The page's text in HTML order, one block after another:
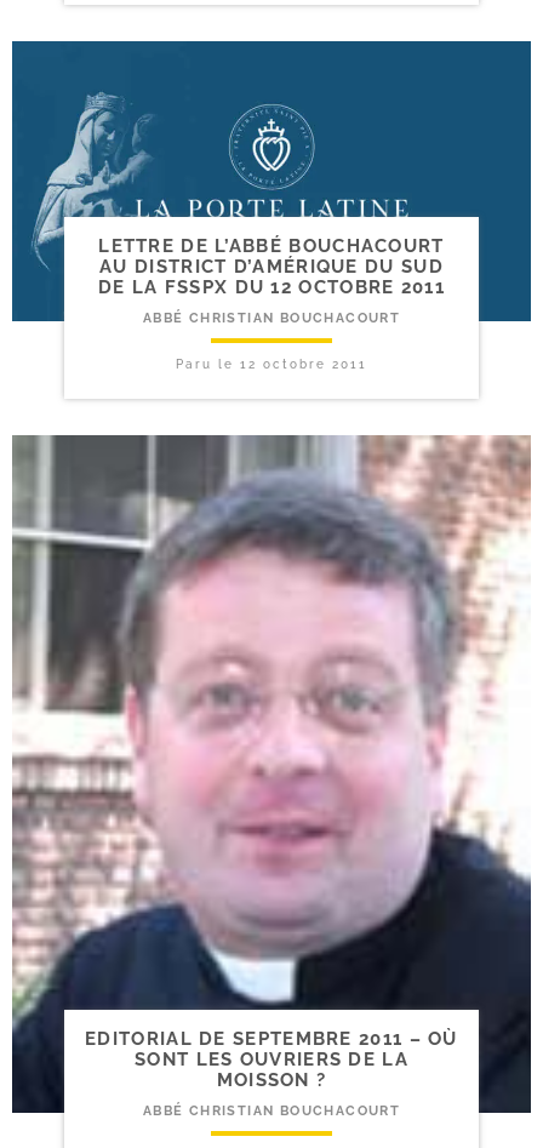
LETTRE DE L’ABBÉ BOUCHACOURT
AU DISTRICT D’AMÉRIQUE DU SUD
DE LA FSSPX DU 12 OCTOBRE 2011
ABBÉ CHRISTIAN BOUCHACOURT
Paru le 12 octobre 2011
EDITORIAL DE SEPTEMBRE 2011 – OÙ
SONT LES OUVRIERS DE LA
MOISSON ?
ABBÉ CHRISTIAN BOUCHACOURT